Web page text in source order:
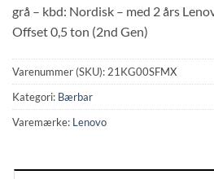
grå – kbd: Nordisk – med 2 års
Offset 0,5 ton (2nd Gen)
Varenummer (SKU): 21KG00SFMX
Kategori: Bærbar
Varemærke: Lenovo